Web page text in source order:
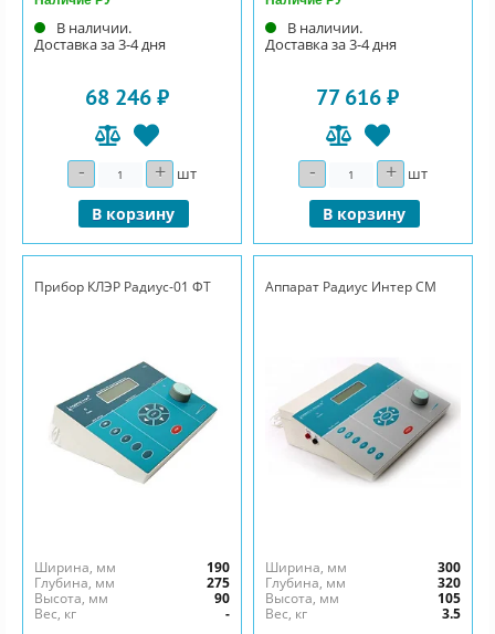
В наличии.
Доставка за 3-4 дня
68 246 ₽
- Количество+ шт
В корзину
В наличии.
Доставка за 3-4 дня
77 616 ₽
- Количество+ шт
В корзину
Прибор КЛЭР Радиус-01 ФТ
Ширина, мм
190
Глубина, мм
275
Высота, мм
90
Вес, кг
-
Аппарат Радиус Интер СМ
Ширина, мм
300
Глубина, мм
320
Высота, мм
105
Вес, кг
3.5